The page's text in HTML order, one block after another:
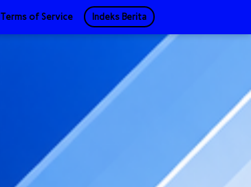
Terms of Service Indeks Berita